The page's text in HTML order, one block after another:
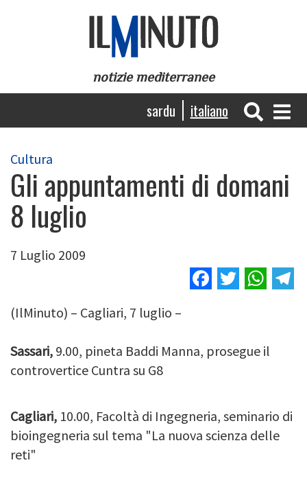
notizie mediterranee
Navigazione
principale
sardu italiano
Cultura
Gli appuntamenti di domani
8 luglio
7 Luglio 2009
Facebook
Twitter
(IlMinuto) – Cagliari, 7 luglio –
Sassari, 9.00, pineta Baddi Manna, prosegue il
controvertice Cuntra su G8
Cagliari, 10.00, Facoltà di Ingegneria, seminario di
bioingegneria sul tema "La nuova scienza delle
reti"